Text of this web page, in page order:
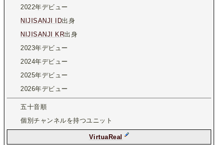
2022年デビュー
NIJISANJI ID出身
NIJISANJI KR出身
2023年デビュー
2024年デビュー
2025年デビュー
2026年デビュー
五十音順
個別チャンネルを持つユニット
VirtuaReal